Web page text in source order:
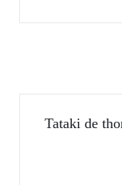
Tataki de